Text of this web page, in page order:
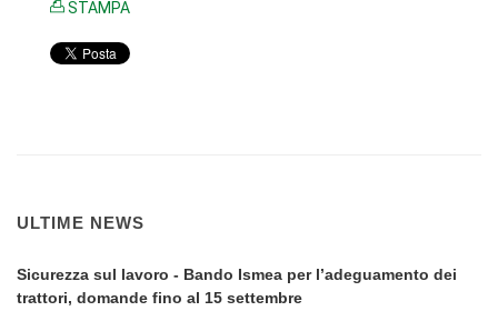
STAMPA
ULTIME NEWS
Sicurezza sul lavoro - Bando Ismea per l’adeguamento dei
trattori, domande fino al 15 settembre